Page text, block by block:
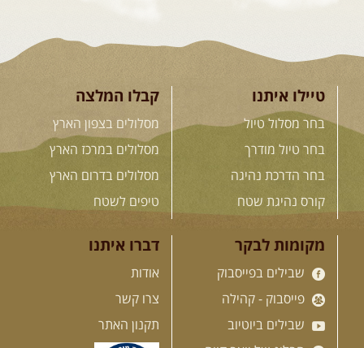
בין רכס הקווקז הנמוך לגבוה, בין נהרות
שוצפים למעברי הרים ...
לכל המסעות בעולם
. הדרכות נהיגה .
21.08.2026 שישי- קורס נהיגת
שטח בקבוצה
נהיגת שטח יכולה להיות חוויה נהדרת
אם לומדים לעשות אותה ...[המשך]
טיילו איתנו
בחר מסלול טיול
בחר טיול מודרך
בחר הדרכת נהיגה
קורס נהיגת שטח
קבלו המלצה
מסלולים בצפון הארץ
מסלולים במרכז הארץ
מסלולים בדרום הארץ
טיפים לשטח
מקומות לבקר
שבילים בפייסבוק
פייסבוק - קהילה
שבילים ביוטיוב
דברו איתנו
אודות
צרו קשר
תקנון האתר